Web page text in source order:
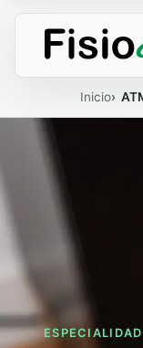
Inicio